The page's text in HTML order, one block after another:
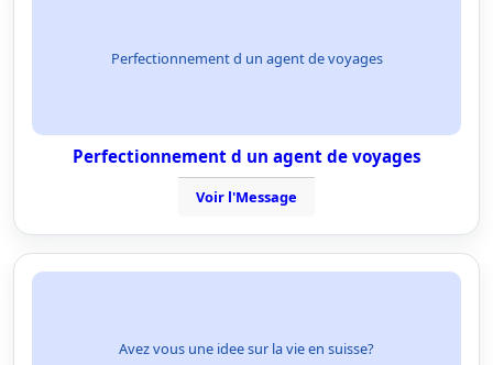
Perfectionnement d un agent de voyages
Perfectionnement d un agent de voyages
Voir l'Message
Avez vous une idee sur la vie en suisse?